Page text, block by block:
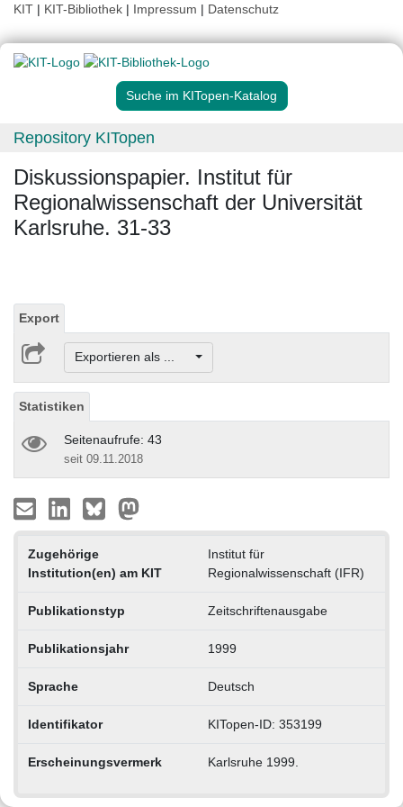
KIT | KIT-Bibliothek | Impressum | Datenschutz
Suche im KITopen-Katalog
Repository KITopen
Diskussionspapier. Institut für
Regionalwissenschaft der Universität
Karlsruhe. 31-33
Export
Exportieren als ...
Statistiken
Seitenaufrufe: 43
seit 09.11.2018
Zugehörige
Institution(en) am KIT
Institut für
Regionalwissenschaft (IFR)
Publikationstyp Zeitschriftenausgabe
Publikationsjahr 1999
Sprache Deutsch
Identifikator KITopen-ID: 353199
Erscheinungsvermerk Karlsruhe 1999.